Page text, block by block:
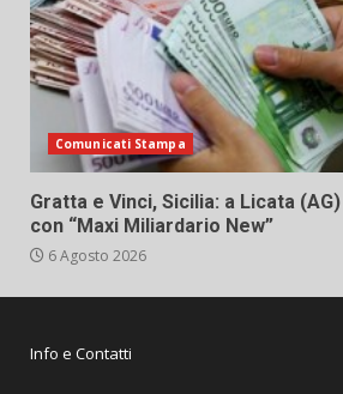
Comunicati Stampa
Gratta e Vinci, Sicilia: a Licata
con “Maxi Miliardario New”
6 Agosto 2026
Info e Contatti